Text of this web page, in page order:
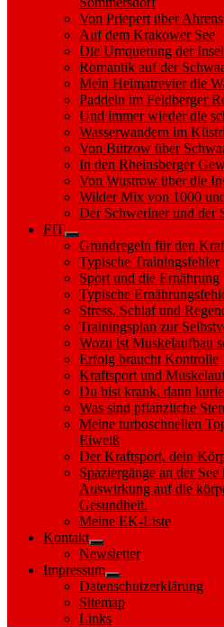
Von Priepert über
Auf dem Krakower See
Die Umquerung der
Romantik auf der
Mein Heimatrevier die
Paddeln im Feldberger
Und immer wieder die
Wasserwandern im
Von Bützow über
In den Rheinsberger
Von Wustrow über die
Wilder Mix von 1000
Der Schweriner und der
FIT
Show
sub
menu
Grundregeln für den
Typische Trainingsfehler
Sport und die Ernährung
Typische
Stress, Schlaf und
Trainingsplan zur
Wozu ist Muskelaufbau
Erfolg braucht Kontrolle
Kraftsport und
Du bist krank, dann
Was sind pflanzliche
Meine turboschnellen
Eiweiß
Der Kraftsport, dein
Spaziergänge an der
Auswirkung auf die
Gesundheit.
Meine EK-Liste
Kontakt
Show
sub
menu
Newsletter
Impressum
Show
sub
menu
Datenschutzerklärung
Sitemap
Links